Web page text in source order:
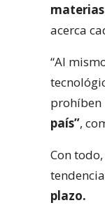
acerca
“Al
prohíben
país”,
Con
plazo.